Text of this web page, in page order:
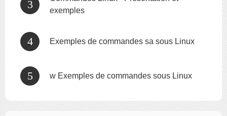
exemples
Exemples de commandes sa sous Linux
w Exemples de commandes sous Linux